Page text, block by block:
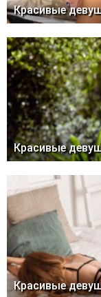
Красивые
Красивые
Красивые